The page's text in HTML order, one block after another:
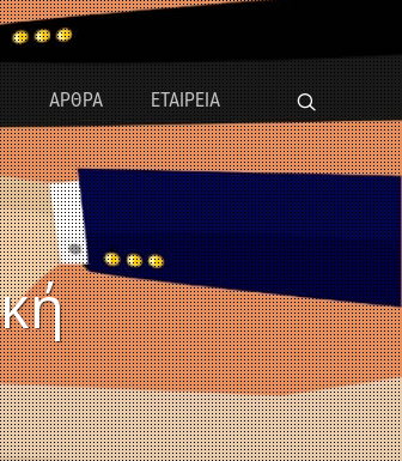
ΑΡΘΡΑ ΕΤΑΙΡΕΙΑ